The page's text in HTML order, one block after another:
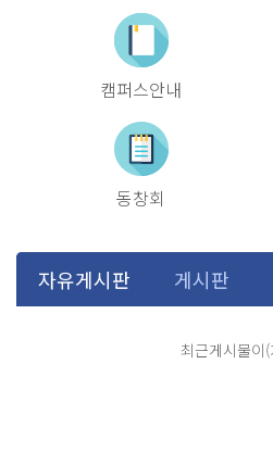
캠퍼스안내
동창회
최근게시물이